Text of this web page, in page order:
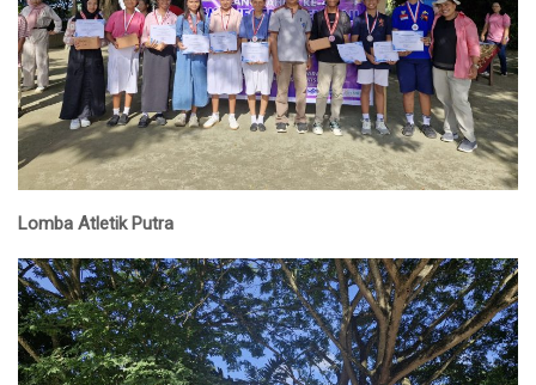
Lomba Atletik Putra